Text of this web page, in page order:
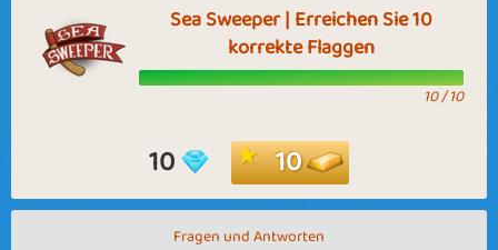
Sea Sweeper | Erreichen Sie 10
korrekte Flaggen
10 / 10
10 10
Fragen und Antworten